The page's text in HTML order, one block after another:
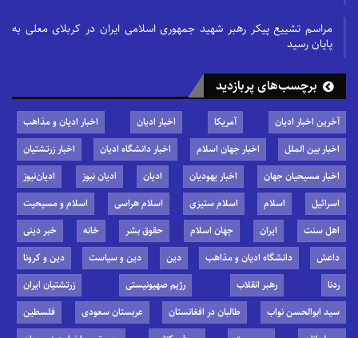
مراسم تشییع پیکر رهبر شهید جمهوری اسلامی ایران در کربلای معلی به
پایان رسید
برچسب‌های پربازدید
آخرین اخبار ادیان آمریکا اخبار ادیان
اخبار ادیان و مذاهب
اخبار بین الملل
اخبار جهان اسلام اخبار دانشگاه ادیان
اخبار زرتشتیان
اخبار مسیحیان جهان
اخبار یهودیان ادیان ادیان نیوز
ادیان‌نیوز
اسرائیل
اسلام اسلام ستیزی اسلام هراسی
اسلام و مسیحیت
اهل سنت
ایران جهان اسلام حقوق بشر خانه
خبر دینی
داعش
دانشگاه ادیان و مذاهب دین دین و سیاست
دین و کرونا
ردنا
رهبر انقلاب رژیم صهیونیستی
زرتشتیان ایران
سید ابوالحسن نواب
طالبان در افغانستان عربستان سعودی
فلسطین